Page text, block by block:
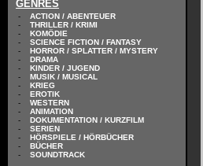
GENRES
-
-
-
-
-
-
-
-
-
-
-
-
-
-
-
-
-
ACTION / ABENTEUER
THRILLER / KRIMI
KOMÖDIE
SCIENCE FICTION / FANTASY
HORROR / SPLATTER / MYSTERY
DRAMA
KINDER / JUGEND
MUSIK / MUSICAL
KRIEG
EROTIK
WESTERN
ANIMATION
DOKUMENTATION / KURZFILM
SERIEN
HÖRSPIELE / HÖRBÜCHER
BÜCHER
SOUNDTRACK